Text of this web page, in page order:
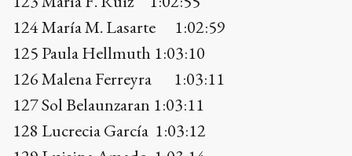
129 Luisina Amado 1:03:14
130 Catalina Fariza 1:03:17
131 Marilina Ruiz 1:03:20
132 Lucía Espinoza 1:03:30
133 Soledad Nievas 1:03:34
134 Agustina González 1:03:37